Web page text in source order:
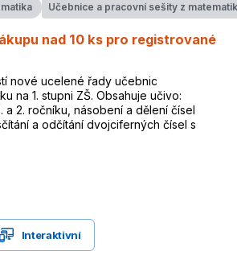
Učebnice a pracovní sešity z
nad 10 ks pro registrované
nové ucelené řady učebnic
na 1. stupni ZŠ. Obsahuje učivo:
a 2. ročníku, násobení a dělení čísel
a odčítání dvojciferných čísel s
Interaktivní